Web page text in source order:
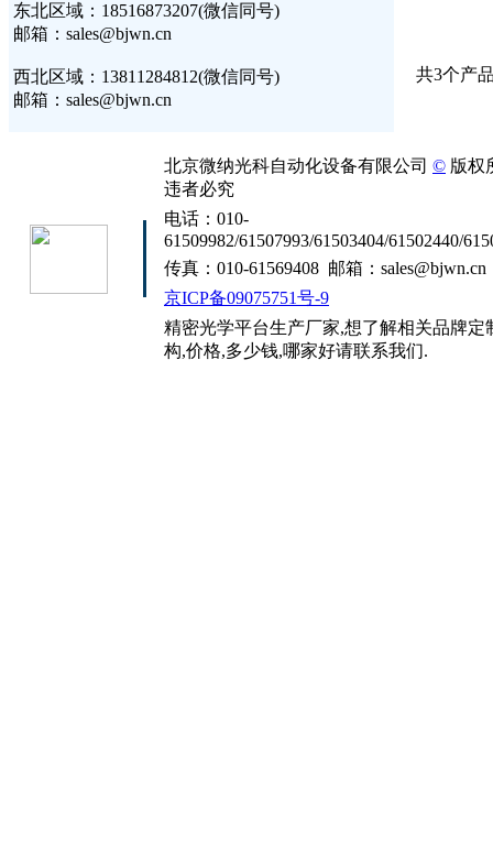
东北区域：18516873207(微信同号)
邮箱：sales@bjwn.cn
西北区域：13811284812(微信同号)
邮箱：sales@bjwn.cn
共3个产
北京微纳光科自动化设备有限公司 © 版权
违者必究
电话：010-
61509982/61507993/61503404/61502440/
传真：010-61569408 邮箱：sales@bjwn.cn
京ICP备09075751号-9
精密光学平台生产厂家,想了解相关品牌定
构,价格,多少钱,哪家好请联系我们.